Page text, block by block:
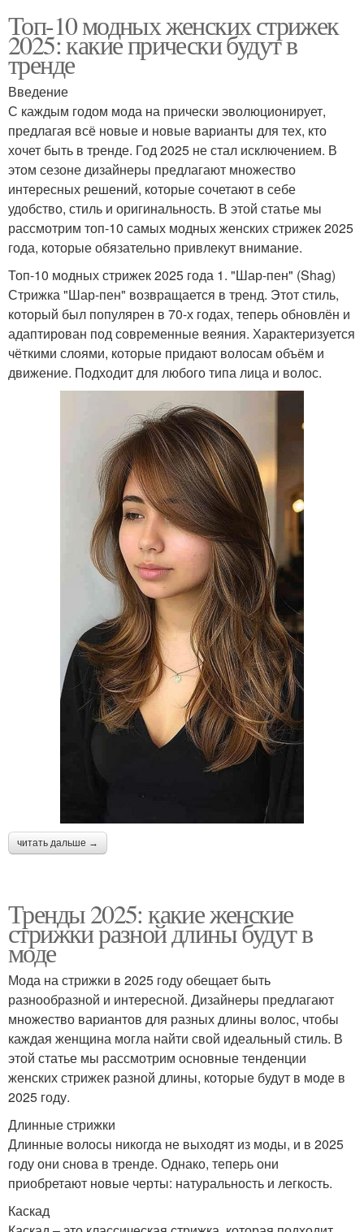
Топ-10 модных женских стрижек
2025: какие прически будут в
тренде
Введение
С каждым годом мода на прически эволюционирует,
предлагая всё новые и новые варианты для тех, кто
хочет быть в тренде. Год 2025 не стал исключением. В
этом сезоне дизайнеры предлагают множество
интересных решений, которые сочетают в себе
удобство, стиль и оригинальность. В этой статье мы
рассмотрим топ-10 самых модных женских стрижек 2025
года, которые обязательно привлекут внимание.
Топ-10 модных стрижек 2025 года 1. "Шар-пен" (Shag)
Стрижка "Шар-пен" возвращается в тренд. Этот стиль,
который был популярен в 70-х годах, теперь обновлён и
адаптирован под современные веяния. Характеризуется
чёткими слоями, которые придают волосам объём и
движение. Подходит для любого типа лица и волос.
читать дальше →
Тренды 2025: какие женские
стрижки разной длины будут в
моде
Мода на стрижки в 2025 году обещает быть
разнообразной и интересной. Дизайнеры предлагают
множество вариантов для разных длины волос, чтобы
каждая женщина могла найти свой идеальный стиль. В
этой статье мы рассмотрим основные тенденции
женских стрижек разной длины, которые будут в моде в
2025 году.
Длинные стрижки
Длинные волосы никогда не выходят из моды, и в 2025
году они снова в тренде. Однако, теперь они
приобретают новые черты: натуральность и легкость.
Каскад